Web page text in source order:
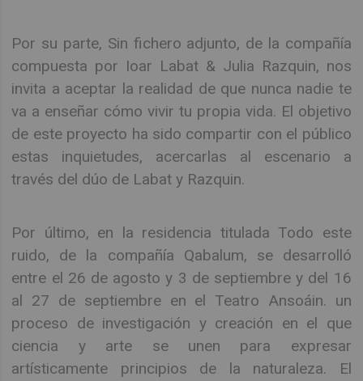
Por su parte, Sin fichero adjunto, de la compañía
compuesta por Ioar Labat & Julia Razquin, nos
invita a aceptar la realidad de que nunca nadie te
va a enseñar cómo vivir tu propia vida. El objetivo
de este proyecto ha sido compartir con el público
estas inquietudes, acercarlas al escenario a
través del dúo de Labat y Razquin.
Por último, en la residencia titulada Todo este
ruido, de la compañía Qabalum, se desarrolló
entre el 26 de agosto y 3 de septiembre y del 16
al 27 de septiembre en el Teatro Ansoáin. un
proceso de investigación y creación en el que
ciencia y arte se unen para expresar
artísticamente principios de la naturaleza. El